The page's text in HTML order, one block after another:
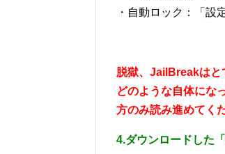
・自動ロック：「
脱獄、JailBreakはと
どのような自体にな
方のみ読み進めてく
4.ダウンロードした